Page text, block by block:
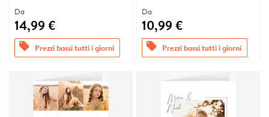
Da
14,99 €
offers Prezzi bassi tutti i giorni
Da
10,99 €
offers Prezzi bassi tutti i giorni